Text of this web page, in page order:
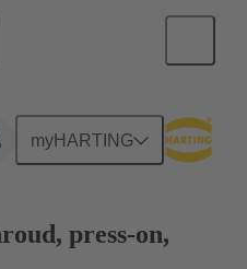
myHARTING
à carte fille
press-on,